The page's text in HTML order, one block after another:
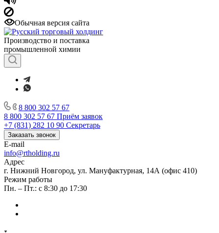
Обычная версия сайта
Производство и поставка
промышленной химии
8 800 302 57 67
8 800 302 57 67 Приём заявок
+7 (831) 282 10 90 Секретарь
Заказать звонок
E-mail
info@rtholding.ru
Адрес
г. Нижний Новгород, ул. Мануфактурная, 14А (офис 410)
Режим работы
Пн. – Пт.: с 8:30 до 17:30